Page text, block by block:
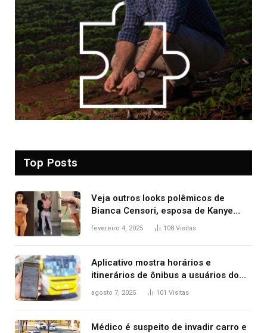
Top Posts
Veja outros looks polêmicos de
Bianca Censori, esposa de Kanye
West que apareceu nua no Grammy
fevereiro 4, 2025 108 Visitas
Aplicativo mostra horários e
itinerários de ônibus a usuários do
transporte público de Palmas; confira
agosto 7, 2025 101 Visitas
Médico é suspeito de invadir carro e